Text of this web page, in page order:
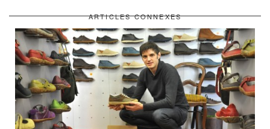
ARTICLES CONNEXES